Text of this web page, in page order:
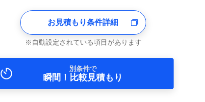
お見積もり条件詳細
自動設定されている項目があります
別条件で
瞬間！比較見積もり